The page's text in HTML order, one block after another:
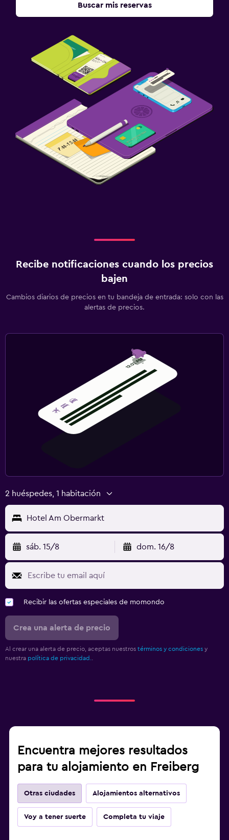
Buscar mis reservas
Recibe notificaciones cuando los precios
bajen
Cambios diarios de precios en tu bandeja de entrada: solo con las
alertas de precios.
2 huéspedes, 1 habitación
Hotel Am Obermarkt
sáb. 15/8 dom. 16/8
Recibir las ofertas especiales de momondo
Crea una alerta de precio
Al crear una alerta de precio, aceptas nuestros términos y condiciones y
nuestra política de privacidad.
Encuentra mejores resultados
para tu alojamiento en Freiberg
Otras ciudades Alojamientos alternativos
Voy a tener suerte Completa tu viaje